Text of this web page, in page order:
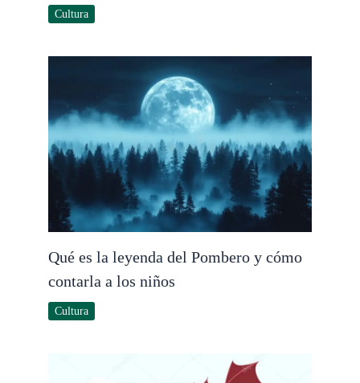
Cultura
Qué es la leyenda del Pombero y cómo
contarla a los niños
Cultura